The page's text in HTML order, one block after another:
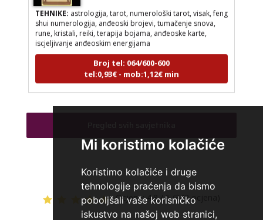
Mi koristimo kolačiće
Koristimo kolačiće i druge
tehnologije praćenja da bismo
poboljšali vaše korisničko
iskustvo na našoj web stranici,
TEHNIKE:astrologija, tarot, numerološki tarot, visak, feng
shui numerologija, anđeoski brojevi, tumačenje snova,
rune, kristali, reiki, terapija bojama, anđeoske karte,
iscjeljivanje anđeoskim energijama
Broj tel: 064/600-600
tel:0,93€ - mob:1,12€ min
Tarot savjetnik je slobodan
Broj tel: 064/600-600
tel:0,93€ - mob:1,12€ min
Ocjena: 4.8 / 5 (342 ocjena)